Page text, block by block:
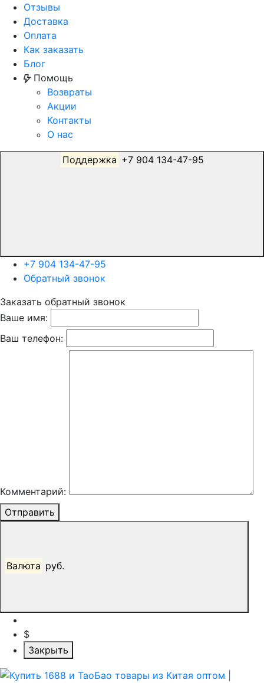
Отзывы
Доставка
Оплата
Как заказать
Блог
Помощь
Возвраты
Акции
Контакты
О нас
Поддержка
+7 904 134-47-95
Обратный звонок
Заказать обратный звонок
Ваше имя:
Ваш телефон:
Комментарий:
Отправить
Валюта руб.
$
Закрыть